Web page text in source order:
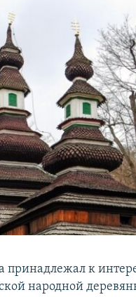
принадлежал к
народной